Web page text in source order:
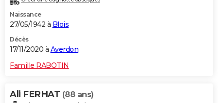
Naissance
27/05/1942 à Blois
Décès
17/11/2020 à Averdon
Famille RABOTIN
Ali FERHAT (88 ans)